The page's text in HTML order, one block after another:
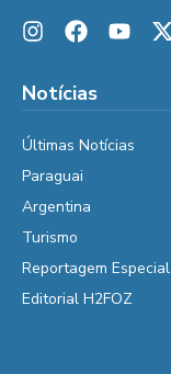
Notícias
Últimas Notícias
Paraguai
Argentina
Turismo
Reportagem Especial
Editorial H2FOZ